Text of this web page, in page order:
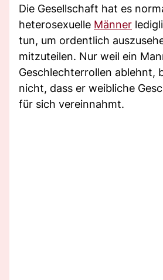
Die Gesellschaft hat es
heterosexuelle Männer
tun, um ordentlich
mitzuteilen. Nur weil ein
Geschlechterrollen ablehnt,
nicht, dass er weibliche
für sich vereinnahmt.